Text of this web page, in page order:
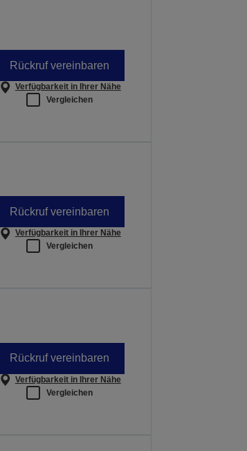
Rückruf vereinbaren
Verfügbarkeit in Ihrer Nähe
Vergleichen
Rückruf vereinbaren
Verfügbarkeit in Ihrer Nähe
Vergleichen
Rückruf vereinbaren
Verfügbarkeit in Ihrer Nähe
Vergleichen